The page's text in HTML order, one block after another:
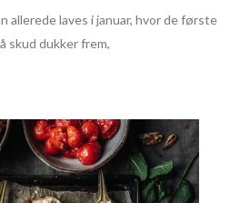
allerede laves i januar, hvor de første
skud dukker frem,